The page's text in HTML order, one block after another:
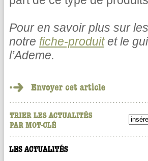
Pour en savoir plus sur
notre fiche-produitet le
l’Ademe.